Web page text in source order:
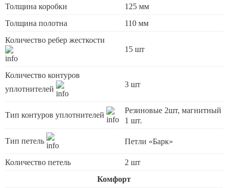
Толщина коробки
125 мм
Толщина полотна
110 мм
Количество ребер жесткости
15 шт
Количество контуров
уплотнителей
3 шт
Тип контуров уплотнителей
Резиновые 2шт, магнитный
1 шт.
Тип петель Петли «Барк»
Количество петель
2 шт
Комфорт